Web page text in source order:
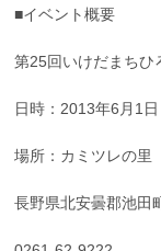
■イベント概要
第25回いけだまちひ
日時：2013年6月1
場所：カミツレの里
長野県北安曇郡池田